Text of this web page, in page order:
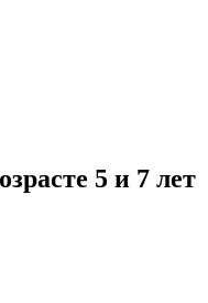
5 и 7 лет